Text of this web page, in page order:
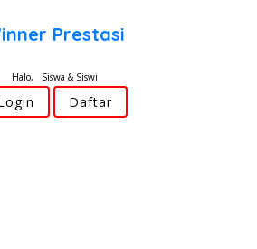
Halo, Siswa & Siswi
Daftar